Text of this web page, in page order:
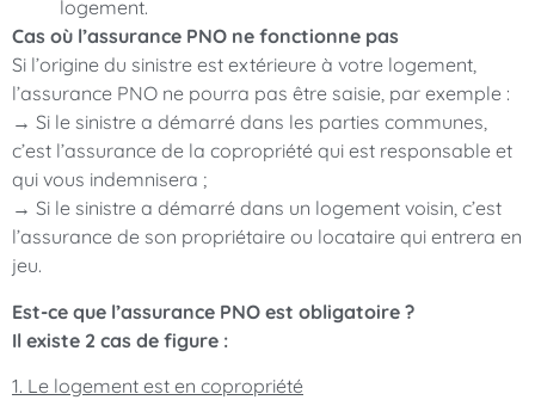
logement.
Cas où l’assurance PNO ne fonctionne pas
Si l’origine du sinistre est extérieure à votre logement,
l’assurance PNO ne pourra pas être saisie, par exemple :
→ Si le sinistre a démarré dans les parties communes,
c’est l’assurance de la copropriété qui est responsable et
qui vous indemnisera ;
→ Si le sinistre a démarré dans un logement voisin, c’est
l’assurance de son propriétaire ou locataire qui entrera en
jeu.
Est-ce que l’assurance PNO est obligatoire ?
Il existe 2 cas de figure :
1️. Le logement est en copropriété